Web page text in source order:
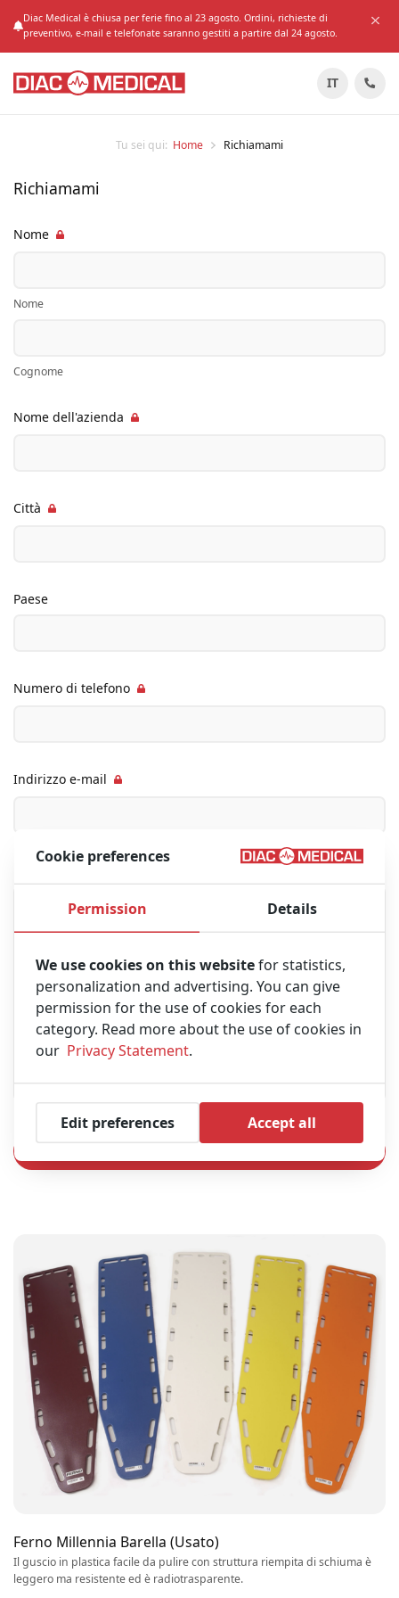
Diac Medical è chiusa per ferie fino al 23 agosto. Ordini, richieste di
preventivo, e-mail e telefonate saranno gestiti a partire dal 24 agosto.
IT
Tu sei qui: Home Richiamami
Richiamami
Nome
Nome
Cognome
Nome dell'azienda
Città
Paese
Numero di telefono
Indirizzo e-mail
Ferno Millennia Barella (Usato)
Il guscio in plastica facile da pulire con struttura riempita di schiuma è
leggero ma resistente ed è radiotrasparente.
Cookie preferences
Permission Details
We use cookies on this websitefor statistics,
personalization and advertising. You can give
permission for the use of cookies for each
category. Read more about the use of cookies in
our Privacy Statement.
Edit preferences Accept all